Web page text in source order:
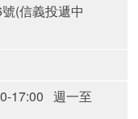
(信義投遞中
17:00 週一至